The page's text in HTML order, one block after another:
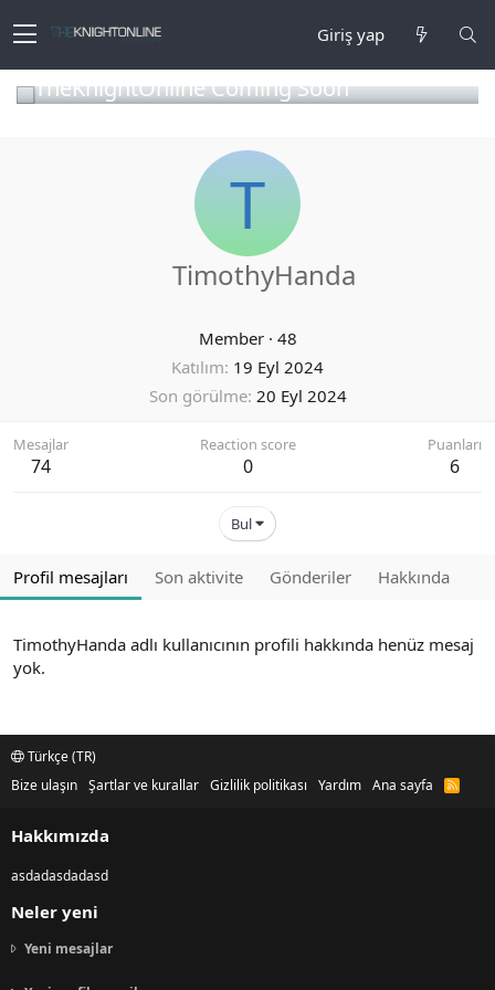
Giriş yap
TheKnightOnline Coming Soon
T
TimothyHanda
Member · 48
Katılım 19 Eyl 2024
Son görülme 20 Eyl 2024
Mesajlar
74
Reaction score
0
Puanları
6
Bul
Profil mesajları Son aktivite Gönderiler Hakkında
TimothyHanda adlı kullanıcının profili hakkında henüz mesaj
yok.
Türkçe (TR)
Bize ulaşın Şartlar ve kurallar Gizlilik politikası Yardım Ana sayfa
R
Hakkımızda
asdadasdadasd
Neler yeni
Yeni mesajlar